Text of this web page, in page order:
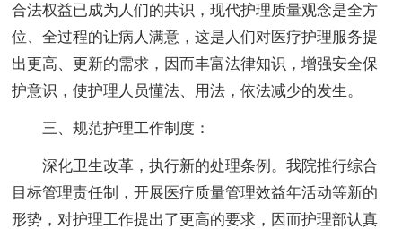
合法权益已成为人们的共识，现代护理质量观念是全方
位、全过程的让病人满意，这是人们对医疗护理服务提
出更高、更新的需求，因而丰富法律知识，增强安全保
护意识，使护理人员懂法、用法，依法减少的发生。
三、规范护理工作制度：
深化卫生改革，执行新的处理条例。我院推行综合
目标管理责任制，开展医疗质量管理效益年活动等新的
形势，对护理工作提出了更高的要求，因而护理部认真